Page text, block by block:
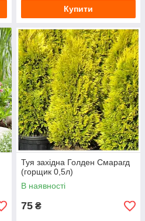
Купити
Туя західна Голден Смарагд
(горщик 0,5л)
В наявності
75 ₴